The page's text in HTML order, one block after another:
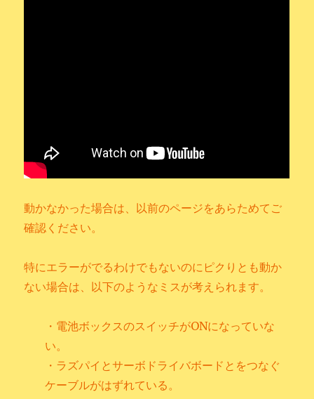
動かなかった場合は、以前のページをあらためてご
確認ください。
特にエラーがでるわけでもないのにピクりとも動か
ない場合は、以下のようなミスが考えられます。
・電池ボックスのスイッチがONになっていな
い。
・ラズパイとサーボドライバボードとをつなぐ
ケーブルがはずれている。